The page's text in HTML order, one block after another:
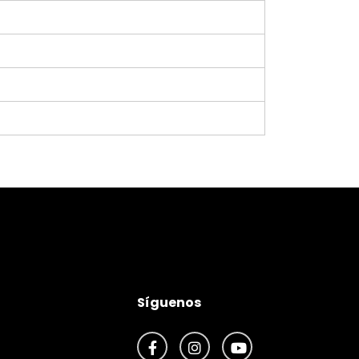
Síguenos
FacebookInstagram